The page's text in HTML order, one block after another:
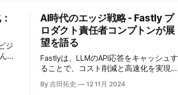
ジ
で
新
い
AI時代のエッジ戦略 - Fastly プ
ロダクト責任者コンプトンが展
望を語る
Fastlyは、LLMのAPI応答をキャッシュす
ることで、コスト削減と高速化を実現す
る「Fastly AI Accelerator」の提供を開始
した。キップ・コンプトン最高プロダク
By 吉田拓史 12 11月 2024